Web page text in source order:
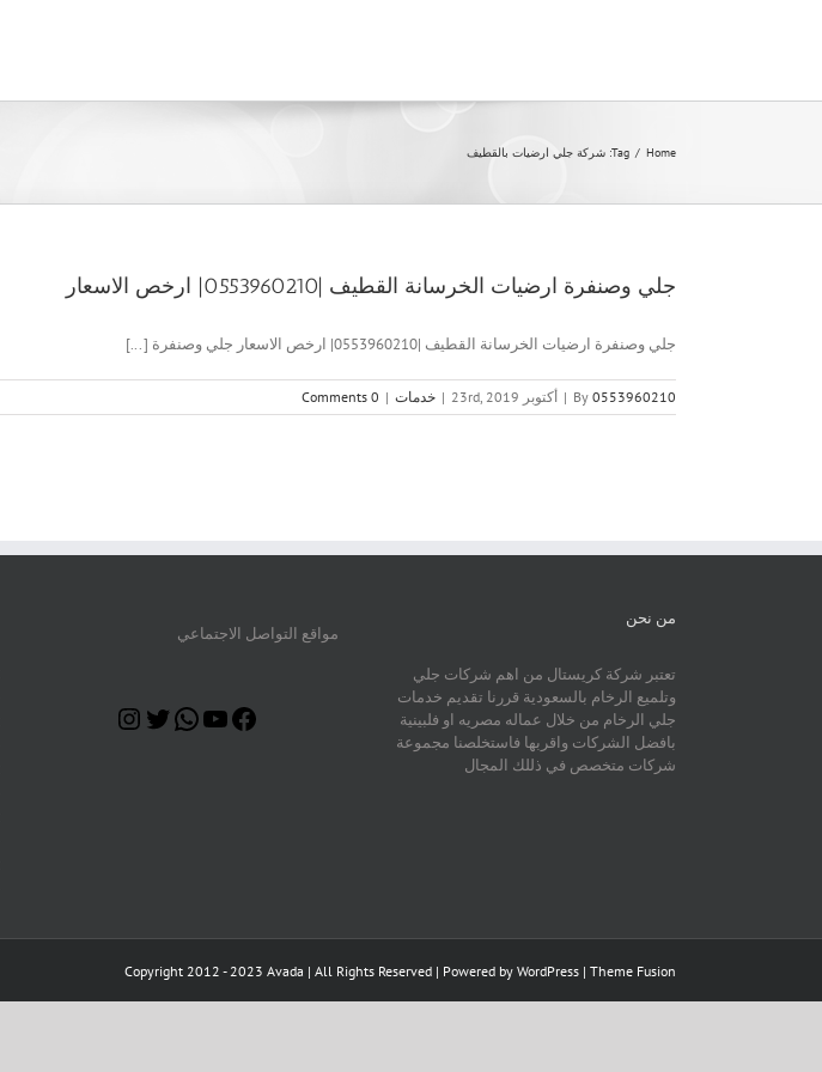
Home
/
Tag: شركة جلي ارضيات بالقطيف
جلي وصنفرة ارضيات الخرسانة القطيف |0553960210| ارخص الاسعار
جلي وصنفرة ارضيات الخرسانة القطيف |0553960210| ارخص الاسعار جلي وصنفرة [...]
By 0553960210
| أكتوبر 23rd, 2019 | خدمات |
0 Comments
من نحن
تعتبر شركة كريستال من اهم شركات جلي
وتلميع الرخام بالسعودية قررنا تقديم خدمات
جلي الرخام من خلال عماله مصريه او فلبينية
بافضل الشركات واقربها فاستخلصنا مجموعة
شركات متخصص في ذللك المجال
مواقع التواصل الاجتماعي
Facebook
YouTube
WhatsApp
Twitter
Copyright 2012 - 2023 Avada | All Rights Reserved | Powered by WordPress | Theme Fusion